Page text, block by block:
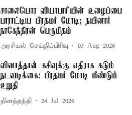
சாலையோர வியாபாரியின் உழைப்பை
பாராட்டிய பிரதமர் மோடி; நயினார்
நாகேந்திரன் பெருமிதம்
அரசியல் செய்திப்பிரிவு 03 Aug 2026
வினாத்தாள் கசிவுக்கு எதிராக கடும்
நடவடிக்கை: பிரதமர் மோடி மீண்டும்
உறுதி
தினத்தந்தி 24 Jul 2026